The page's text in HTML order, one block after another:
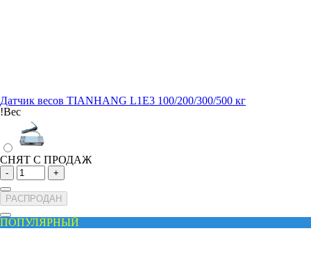
Датчик весов TIANHANG L1E3 100/200/300/500 кг
!Вес
СНЯТ С ПРОДАЖ
- +
РАСПРОДАН
ПОПУЛЯРНЫЙ